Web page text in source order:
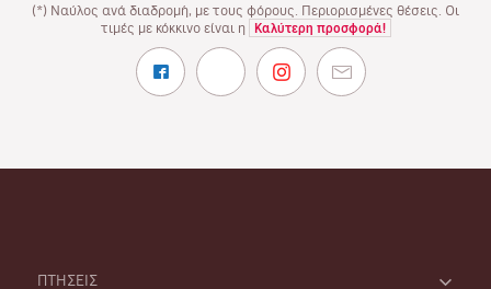
(*) Ναύλος ανά διαδρομή, με τους φόρους. Περιορισμένες θέσεις. Οι
τιμές με κόκκινο είναι η
Καλύτερη προσφορά!
ΠΤΗΣΕΙΣ